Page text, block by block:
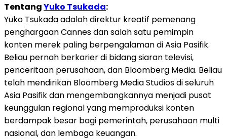
TentangYuko Tsukada:
Yuko Tsukada adalah direktur kreatif pemenang
penghargaan Cannes dan salah satu pemimpin
konten merek paling berpengalaman di Asia Pasifik.
Beliau pernah berkarier di bidang siaran televisi,
penceritaan perusahaan, dan Bloomberg Media. Beliau
telah mendirikan Bloomberg Media Studios di seluruh
Asia Pasifik dan mengembangkannya menjadi pusat
keunggulan regional yang memproduksi konten
berdampak besar bagi pemerintah, perusahaan multi
nasional, dan lembaga keuangan.